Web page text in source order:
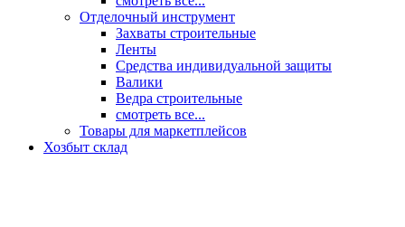
Отделочный инструмент
Захваты строительные
Ленты
Средства индивидуальной защиты
Валики
Ведра строительные
смотреть все...
Товары для маркетплейсов
Хозбыт склад